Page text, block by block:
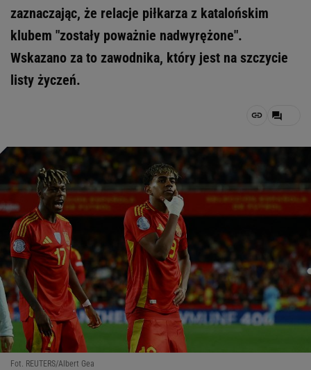
zaznaczając, że relacje piłkarza z katalońskim
klubem "zostały poważnie nadwyrężone".
Wskazano za to zawodnika, który jest na szczycie
listy życzeń.
Fot. REUTERS/Albert Gea